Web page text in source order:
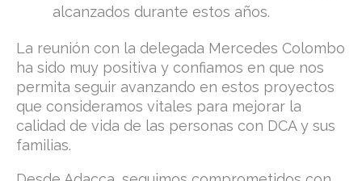
alcanzados durante estos años.
La reunión con la delegada Mercedes Colombo
ha sido muy positiva y confiamos en que nos
permita seguir avanzando en estos proyectos
que consideramos vitales para mejorar la
calidad de vida de las personas con DCA y sus
familias.